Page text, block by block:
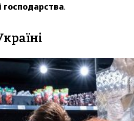
господарства.